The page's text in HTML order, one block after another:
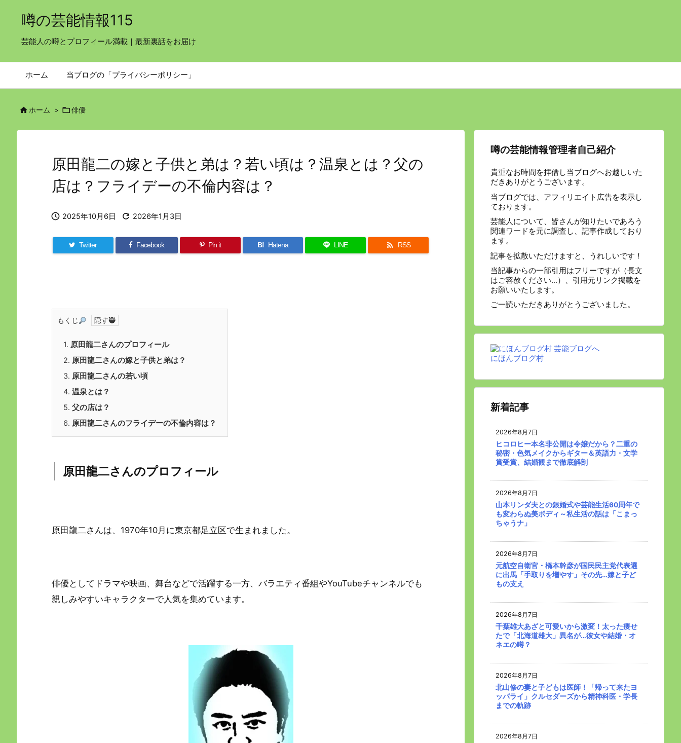
噂の芸能情報115
芸能人の噂とプロフィール満載｜最新裏話をお届け
ホーム 当ブログの「プライバシーポリシー」
ホーム > 俳優
原田龍二の嫁と子供と弟は？若い頃は？温泉とは？父の
店は？フライデーの不倫内容は？
 2025年10月6日  2026年1月3日
Twitter Facebook Pin it B! Hatena LINE  RSS
もくじ
1. 原田龍二さんのプロフィール
2. 原田龍二さんの嫁と子供と弟は？
3. 原田龍二さんの若い頃
4. 温泉とは？
5. 父の店は？
6. 原田龍二さんのフライデーの不倫内容は？
原田龍二さんのプロフィール
原田龍二さんは、1970年10月に東京都足立区で生まれました。
俳優としてドラマや映画、舞台などで活躍する一方、バラエティ番組やYouTubeチャンネルでも
親しみやすいキャラクターで人気を集めています。
噂の芸能情報管理者自己紹介
貴重なお時間を拝借し当ブログへお越しいた
だきありがとうございます。
当ブログでは、アフィリエイト広告を表示し
ております。
芸能人について、皆さんが知りたいであろう
関連ワードを元に調査し、記事作成しており
ます。
記事を拡散いただけますと、うれしいです！
当記事からの一部引用はフリーですが（長文
はご容赦ください…）、引用元リンク掲載を
お願いいたします。
ご一読いただきありがとうございました。
にほんブログ村
新着記事
2026年8月7日
ヒコロヒー本名非公開は令嬢だから？二重の
秘密・色気メイクからギター＆英語力・文学
賞受賞、結婚観まで徹底解剖
2026年8月7日
山本リンダ夫との銀婚式や芸能生活60周年で
も変わらぬ美ボディ～私生活の話は「こまっ
ちゃうナ」
2026年8月7日
元航空自衛官・橋本幹彦が国民民主党代表選
に出馬「手取りを増やす」その先…嫁と子ど
もの支え
2026年8月7日
千葉雄大あざと可愛いから激変！太った痩せ
たで「北海道雄大」異名が…彼女や結婚・オ
ネエの噂？
2026年8月7日
北山修の妻と子どもは医師！「帰って来たヨ
ッパライ」クルセダーズから精神科医・学長
までの軌跡
2026年8月7日